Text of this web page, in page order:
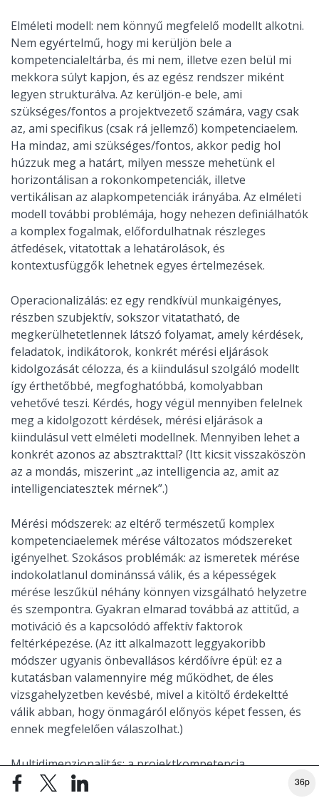
36p
Elméleti modell: nem könnyű megfelelő modellt alkotni.
Nem egyértelmű, hogy mi kerüljön bele a
kompetencialeltárba, és mi nem, illetve ezen belül mi
mekkora súlyt kapjon, és az egész rendszer miként
legyen strukturálva. Az kerüljön-e bele, ami
szükséges/fontos a projektvezető számára, vagy csak
az, ami specifikus (csak rá jellemző) kompetenciaelem.
Ha mindaz, ami szükséges/fontos, akkor pedig hol
húzzuk meg a határt, milyen messze mehetünk el
horizontálisan a rokonkompetenciák, illetve
vertikálisan az alapkompetenciák irányába. Az elméleti
modell további problémája, hogy nehezen definiálhatók
a komplex fogalmak, előfordulhatnak részleges
átfedések, vitatottak a lehatárolások, és
kontextusfüggők lehetnek egyes értelmezések.
Operacionalizálás: ez egy rendkívül munkaigényes,
részben szubjektív, sokszor vitatatható, de
megkerülhetetlennek látszó folyamat, amely kérdések,
feladatok, indikátorok, konkrét mérési eljárások
kidolgozását célozza, és a kiindulásul szolgáló modellt
így érthetőbbé, megfoghatóbbá, komolyabban
vehetővé teszi. Kérdés, hogy végül mennyiben felelnek
meg a kidolgozott kérdések, mérési eljárások a
kiindulásul vett elméleti modellnek. Mennyiben lehet a
konkrét azonos az absztrakttal? (Itt kicsit visszaköszön
az a mondás, miszerint „az intelligencia az, amit az
intelligenciatesztek mérnek”.)
Mérési módszerek: az eltérő természetű komplex
kompetenciaelemek mérése változatos módszereket
igényelhet. Szokásos problémák: az ismeretek mérése
indokolatlanul dominánssá válik, és a képességek
mérése leszűkül néhány könnyen vizsgálható helyzetre
és szempontra. Gyakran elmarad továbbá az attitűd, a
motiváció és a kapcsolódó affektív faktorok
feltérképezése. (Az itt alkalmazott leggyakoribb
módszer ugyanis önbevallásos kérdőívre épül: ez a
kutatásban valamennyire még működhet, de éles
vizsgahelyzetben kevésbé, mivel a kitöltő érdekeltté
válik abban, hogy önmagáról előnyös képet fessen, és
ennek megfelelően válaszolhat.)
Multidimenzionalitás: a projektkompetencia
komplexitása sokdimenziós szerkezetében is